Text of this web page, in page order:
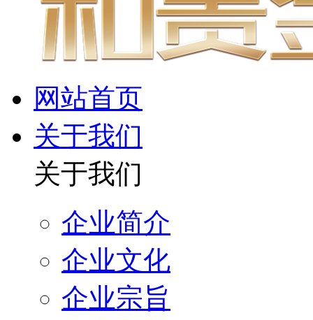
网站首页
关于我们
关于我们
企业简介
企业文化
企业宗旨